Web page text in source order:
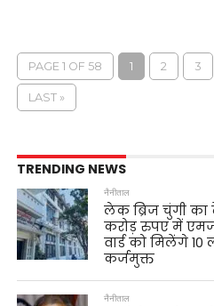
PAGE 1 OF 58 1 2 3
LAST »
TRENDING NEWS
नैनीताल
लेक ब्रिज चुंगी का
करोड़ रुपए में
वार्ड को मिलेंगे 10
कर्जमुक्त
नैनीताल